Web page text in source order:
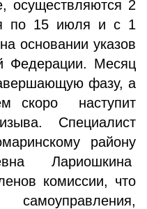
осуществляются 2
по 15 июля и с 1
основании указов
Федерации. Месяц
фазу, а
скоро наступит
Специалист
району
Лариошкина
комиссии, что